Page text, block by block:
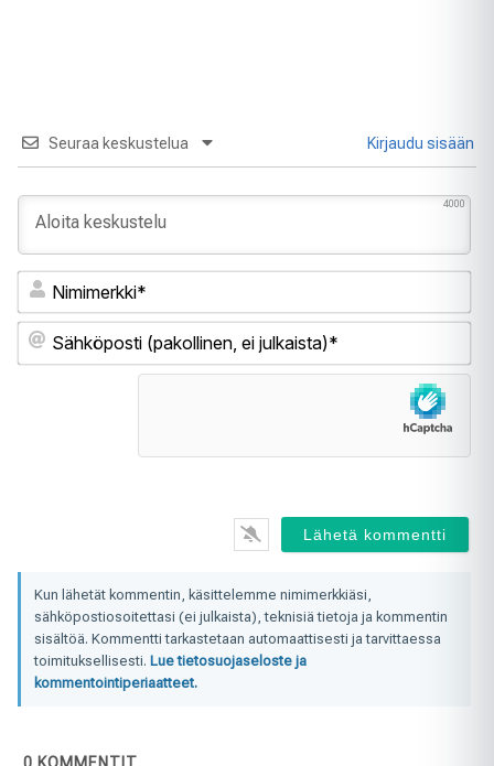
Seuraa keskustelua Kirjaudu sisään
4000
ei
Kun lähetät kommentin, käsittelemme nimimerkkiäsi,
sähköpostiosoitettasi (ei julkaista), teknisiä tietoja ja kommentin
sisältöä. Kommentti tarkastetaan automaattisesti ja tarvittaessa
toimituksellisesti. Lue tietosuojaseloste ja
kommentointiperiaatteet.
0 KOMMENTIT